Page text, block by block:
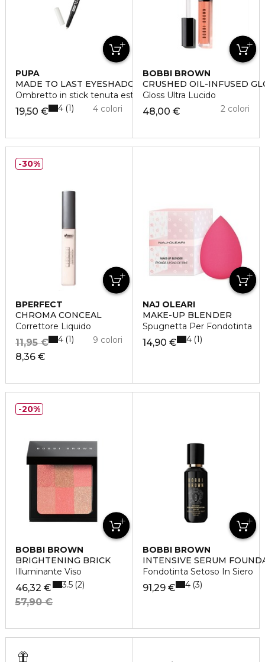
PUPA
MADE TO LAST EYESHADOW
Ombretto in stick tenuta estrema
19,50 € 4 colori
4 1
BOBBI BROWN
CRUSHED OIL-INFUSED
Gloss Ultra Lucido
48,00 € 2 colori
BPERFECT
CHROMA CONCEAL
Correttore Liquido
8,36 €
11,95 € 9 colori
4 1
30%
NAJ OLEARI
MAKE-UP BLENDER
Spugnetta Per Fondotinta
14,90 € 4 1
BOBBI BROWN
BRIGHTENING BRICK
Illuminante Viso
46,32 €
57,90 €
3.5 2
20%
BOBBI BROWN
INTENSIVE SERUM
Fondotinta Setoso In Siero
91,29 € 4 3